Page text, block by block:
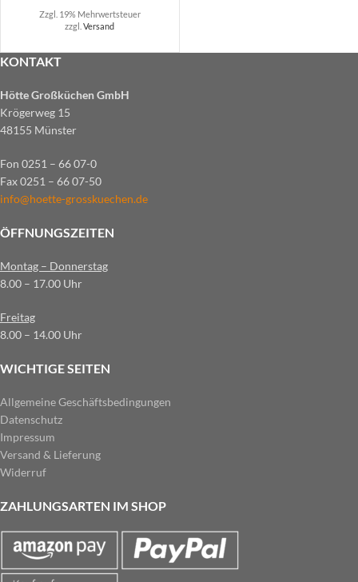
Zzgl. 19% Mehrwertsteuer
zzgl.Versand
KONTAKT
Hötte Großküchen GmbH
Krögerweg 15
48155 Münster
Fon 0251 – 66 07-0
Fax 0251 – 66 07-50
info@hoette-grosskuechen.de
ÖFFNUNGSZEITEN
Montag – Donnerstag
8.00 – 17.00 Uhr
Freitag
8.00 – 14.00 Uhr
WICHTIGE SEITEN
Allgemeine Geschäftsbedingungen
Datenschutz
Impressum
Versand & Lieferung
Widerruf
ZAHLUNGSARTEN IM SHOP